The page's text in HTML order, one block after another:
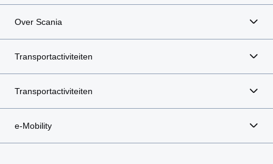
Over Scania
Transportactiviteiten
Transportactiviteiten
e-Mobility